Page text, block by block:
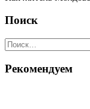
Поиск
Найти:
Рекомендуем